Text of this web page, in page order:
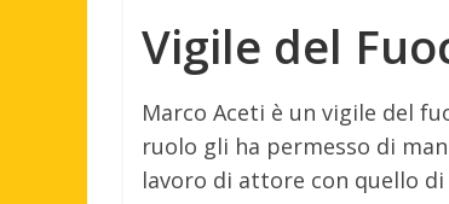
Vigile del
Marco Aceti è un vigile del
ruolo gli ha permesso di
lavoro di attore con quello